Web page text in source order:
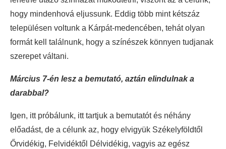
hogy mindenhová eljussunk. Eddig több mint kétszáz
településen voltunk a Kárpát-medencében, tehát olyan
formát kell találnunk, hogy a színészek könnyen tudjanak
szerepet váltani.
Március 7-én lesz a bemutató, aztán elindulnak a
darabbal?
Igen, itt próbálunk, itt tartjuk a bemutatót és néhány
előadást, de a célunk az, hogy elvigyük Székelyföldtől
Őrvidékig, Felvidéktől Délvidékig, vagyis az egész